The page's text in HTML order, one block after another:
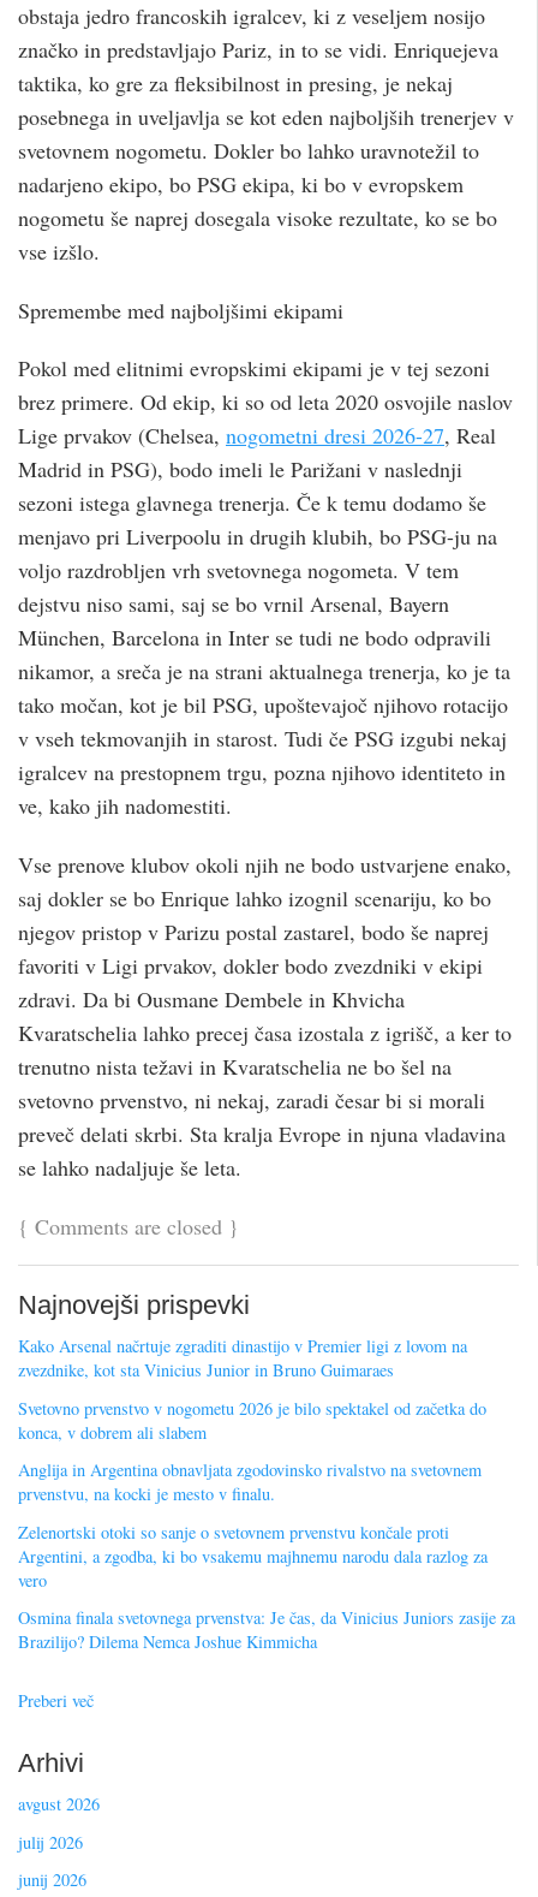
obstaja jedro francoskih igralcev, ki z veseljem nosijo
značko in predstavljajo Pariz, in to se vidi. Enriquejeva
taktika, ko gre za fleksibilnost in presing, je nekaj
posebnega in uveljavlja se kot eden najboljših trenerjev v
svetovnem nogometu. Dokler bo lahko uravnotežil to
nadarjeno ekipo, bo PSG ekipa, ki bo v evropskem
nogometu še naprej dosegala visoke rezultate, ko se bo
vse izšlo.
Spremembe med najboljšimi ekipami
Pokol med elitnimi evropskimi ekipami je v tej sezoni
brez primere. Od ekip, ki so od leta 2020 osvojile naslov
Lige prvakov (Chelsea, nogometni dresi 2026-27, Real
Madrid in PSG), bodo imeli le Parižani v naslednji
sezoni istega glavnega trenerja. Če k temu dodamo še
menjavo pri Liverpoolu in drugih klubih, bo PSG-ju na
voljo razdrobljen vrh svetovnega nogometa. V tem
dejstvu niso sami, saj se bo vrnil Arsenal, Bayern
München, Barcelona in Inter se tudi ne bodo odpravili
nikamor, a sreča je na strani aktualnega trenerja, ko je ta
tako močan, kot je bil PSG, upoštevajoč njihovo rotacijo
v vseh tekmovanjih in starost. Tudi če PSG izgubi nekaj
igralcev na prestopnem trgu, pozna njihovo identiteto in
ve, kako jih nadomestiti.
Vse prenove klubov okoli njih ne bodo ustvarjene enako,
saj dokler se bo Enrique lahko izognil scenariju, ko bo
njegov pristop v Parizu postal zastarel, bodo še naprej
favoriti v Ligi prvakov, dokler bodo zvezdniki v ekipi
zdravi. Da bi Ousmane Dembele in Khvicha
Kvaratschelia lahko precej časa izostala z igrišč, a ker to
trenutno nista težavi in ​​Kvaratschelia ne bo šel na
svetovno prvenstvo, ni nekaj, zaradi česar bi si morali
preveč delati skrbi. Sta kralja Evrope in njuna vladavina
se lahko nadaljuje še leta.
{ Comments are closed }
Najnovejši prispevki
Kako Arsenal načrtuje zgraditi dinastijo v Premier ligi z lovom na
zvezdnike, kot sta Vinicius Junior in Bruno Guimaraes
Svetovno prvenstvo v nogometu 2026 je bilo spektakel od začetka do
konca, v dobrem ali slabem
Anglija in Argentina obnavljata zgodovinsko rivalstvo na svetovnem
prvenstvu, na kocki je mesto v finalu.
Zelenortski otoki so sanje o svetovnem prvenstvu končale proti
Argentini, a zgodba, ki bo vsakemu majhnemu narodu dala razlog za
vero
Osmina finala svetovnega prvenstva: Je čas, da Vinicius Juniors zasije za
Brazilijo? Dilema Nemca Joshue Kimmicha
Preberi več
Arhivi
avgust 2026
julij 2026
junij 2026